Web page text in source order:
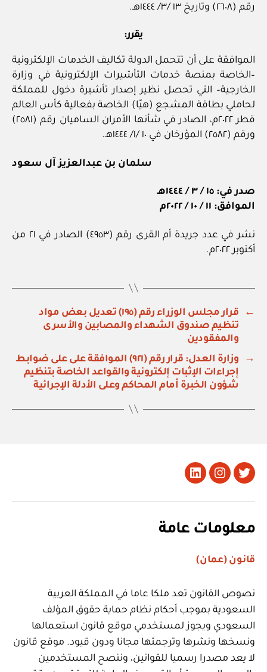
رقم (٢٦٠٨) وتاريخ ١٣ /٣/ ١٤٤٤هـ.
يقرر:
الموافقة على أن تتحمل الدولة تكاليف الخدمات الإلكترونية
–الخاصة بمنصة خدمات التأشيرات الإلكترونية في وزارة
الخارجية– التي تحصل نظير إصدار تأشيرة دخول للمملكة
لحاملي بطاقة المشجع (هيّا) الخاصة بفعالية كأس العالم
قطر ٢٠٢٢م، الصادر في شأنها الأمران الساميان رقم (٢٥٨١)
ورقم (٢٥٨٢) المؤرخان في ١٠ /١/ ١٤٤٤هـ.
سلمان بن عبدالعزيز آل سعود
صدر في: ١٥ / ٣ / ١٤٤٤هـ
الموافق: ١١ / ١٠ / ٢٠٢٢م
نشر في عدد جريدة أم القرى رقم (٤٩٥٣) الصادر في ٢١ من
أكتوبر ٢٠٢٢م.
←
قرار مجلس الوزراء رقم (١٩٥) تعديل بعض مواد
تنظيم صندوق الشهداء والمصابين والأسرى
والمفقودين
→
وزارة العدل: قرار رقم (٩٢١) الموافقة على على ضوابط
إجراءات الإثبات إلكترونية والقواعد الخاصة بتنظيم
شؤون الخبرة أمام المحاكم وعلى الأدلة الإجرائية
تويتر Instagram
LinkedIn
معلومات عامة
قانون (عمان)
نصوص القانون تعد ملكا عاما في المملكة العربية
السعودية بموجب أحكام نظام حماية حقوق المؤلف
السعودي ويجوز لمستخدمي موقع قانون استعمالها
ونسخها ونشرها وترجمتها مجانا ودون قيود. موقع قانون
لا يعد مصدرا رسميا للقوانين، وننصح المستخدمين